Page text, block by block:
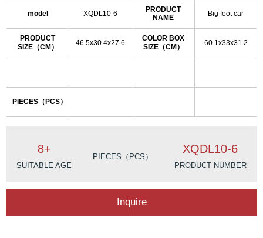
model XQDL10-6
PRODUCT
NAME
Big foot car
PRODUCT
SIZE（CM）
46.5x30.4x27.6
COLOR BOX
SIZE（CM）
60.1x33x31.2
PIECES（PCS）
8+
SUITABLE AGE
PIECES（PCS）
XQDL10-6
PRODUCT NUMBER
Inquire